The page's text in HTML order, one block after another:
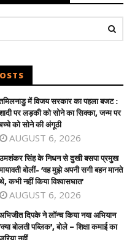
में विजय सरकार का पहला बजट :
पर लड़की को सोने का सिक्का, जन्म पर
को सोने की अंगूठी
AUGUST 6, 2026
सिंह के निधन से दुखी बसपा प्रमुख
बोलीं- ‘वह मुझे अपनी सगी बहन मानते
कभी नहीं किया विश्वासघात’
AUGUST 6, 2026
दिपके ने लॉन्च किया नया अभियान
बोलती पब्लिक’, बोले – शिक्षा कमाई का